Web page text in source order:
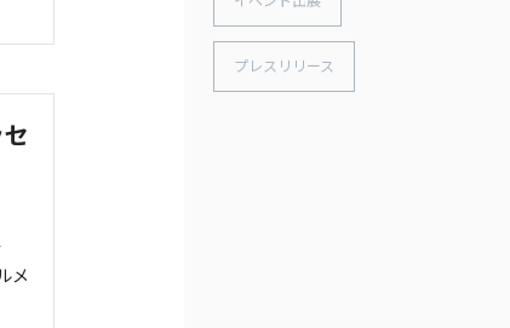
メ
プレスリリース